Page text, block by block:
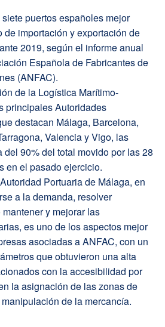
puertos españoles mejor
de importación y exportación de
2019, según el informe anual
Española de Fabricantes de
(ANFAC).
de la Logística Marítimo-
principales Autoridades
destacan Málaga, Barcelona,
Valencia y Vigo, las
90% del total movido por las 28
en el pasado ejercicio.
Portuaria de Málaga, en
a la demanda, resolver
y mejorar las
es uno de los aspectos mejor
asociadas a ANFAC, con un
que obtuvieron una alta
con la accesibilidad por
la asignación de las zonas de
de la mercancía.